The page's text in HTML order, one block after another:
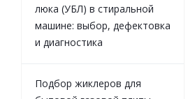
люка (УБЛ) в стиральной
машине: выбор, дефектовка
и диагностика
Подбор жиклеров для